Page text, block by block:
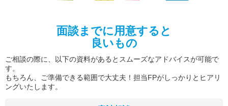
面談までに用意すると
良いもの
ご相談の際に、以下の資料があるとスムーズなアドバイスが可能で
す。
もちろん、ご準備できる範囲で大丈夫！担当FPがしっかりとヒアリ
ングいたします。